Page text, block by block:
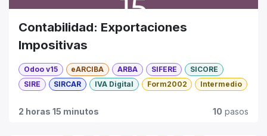
Contabilidad: Exportaciones
Impositivas
Odoo v15 eARCIBA ARBA SIFERE
SICORE
SIRE
SIRCAR IVA Digital Form2002 Intermedio
2 horas 15 minutos 10 pasos